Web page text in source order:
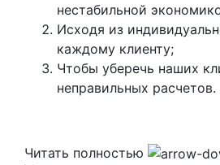
нестабильной
Исходя из
каждому клиенту;
Чтобы уберечь наших
неправильных расчетов.
Читать полностью